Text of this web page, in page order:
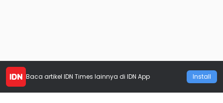
Baca artikel IDN Times lainnya di IDN App Install